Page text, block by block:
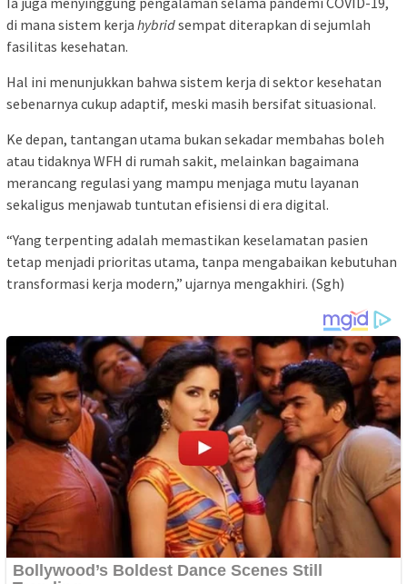
di mana sistem kerja hybridsempat diterapkan di sejumlah
fasilitas kesehatan.
Hal ini menunjukkan bahwa sistem kerja di sektor kesehatan
sebenarnya cukup adaptif, meski masih bersifat situasional.
Ke depan, tantangan utama bukan sekadar membahas boleh
atau tidaknya WFH di rumah sakit, melainkan bagaimana
merancang regulasi yang mampu menjaga mutu layanan
sekaligus menjawab tuntutan efisiensi di era digital.
“Yang terpenting adalah memastikan keselamatan pasien
tetap menjadi prioritas utama, tanpa mengabaikan kebutuhan
transformasi kerja modern,” ujarnya mengakhiri. (Sgh)